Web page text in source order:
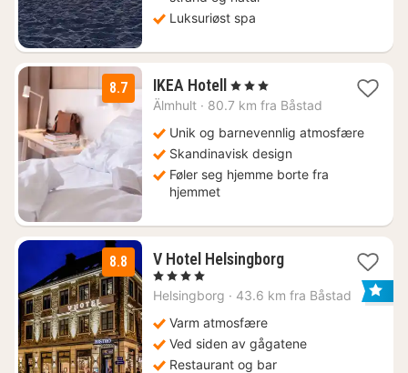
Luksuriøst spa
8.7 IKEA Hotell 3
netter
920
kr.
, 3 Stjerner
Älmhult · 80.7 km fra Båstad
Unik og barnevennlig atmosfære
Skandinavisk design
Føler seg hjemme borte fra
hjemmet
8.8 V Hotel Helsingborg1
fra
, 4 Stjerner
Helsingborg · 43.6 km fra Båstad
Varm atmosfære
Ved siden av gågatene
Restaurant og bar